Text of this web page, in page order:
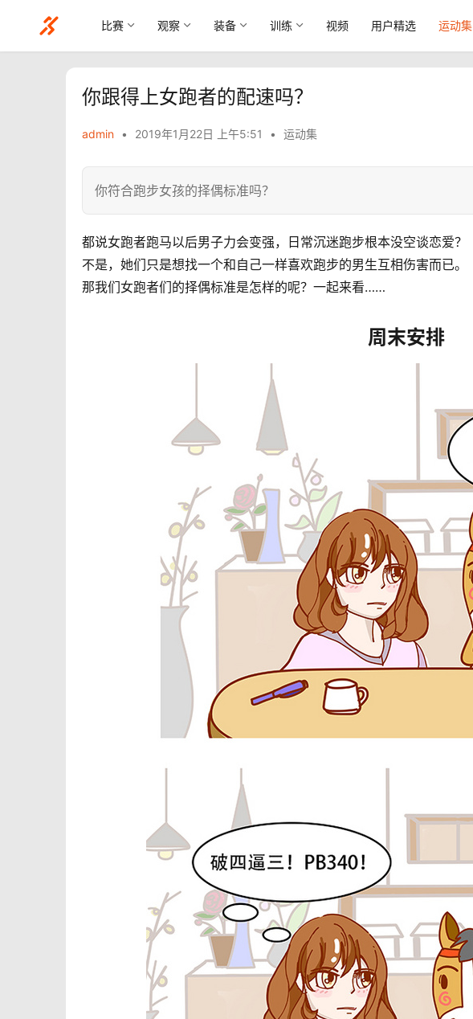
比赛 观察 装备 训练 视频 用户精选 运动集
你跟得上女跑者的配速吗？
admin • 2019年1月22日 上午5:51 • 运动集
你符合跑步女孩的择偶标准吗？
都说女跑者跑马以后男子力会变强，日常沉迷跑步根本没空谈恋爱？
不是，她们只是想找一个和自己一样喜欢跑步的男生互相伤害而已。
那我们女跑者们的择偶标准是怎样的呢？一起来看……
周末安排